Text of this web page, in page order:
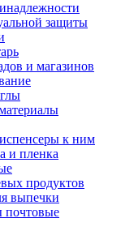
защиты
и магазинов
к ним
и пленка
продуктов
выпечки
почтовые